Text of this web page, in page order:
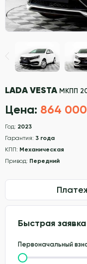
LADA VESTA МКПП
Цена: 864
Год: 2023
Гарантия: 3 года
КПП: Механическая
Привод: Передний
Быстрая
Первоначальный